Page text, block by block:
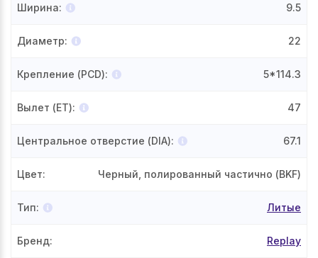
Ширина: 9.5
Диаметр: 22
Крепление (PCD): 5*114.3
Вылет (ET): 47
Центральное отверстие (DIA): 67.1
Цвет: Черный, полированный частично (BKF)
Тип: Литые
Бренд: Replay